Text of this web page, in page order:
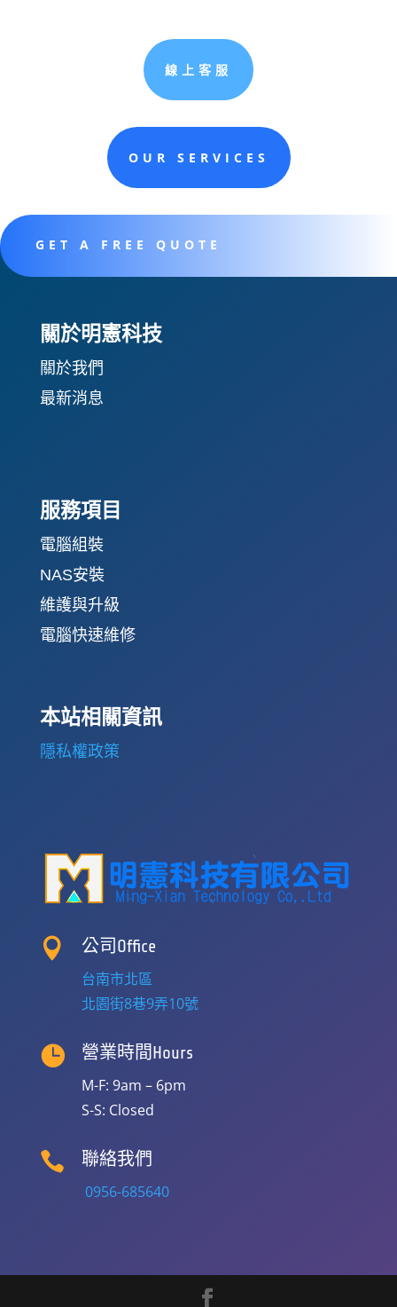
線上客服
OUR SERVICES
GET A FREE QUOTE
關於明憲科技
關於我們
最新消息
服務項目
電腦組裝
NAS安裝
維護與升級
電腦快速維修
本站相關資訊
隱私權政策
 公司Office
台南市北區
北園街8巷9弄10號
 營業時間Hours
M-F: 9am – 6pm
S-S: Closed
 聯絡我們
0956-685640